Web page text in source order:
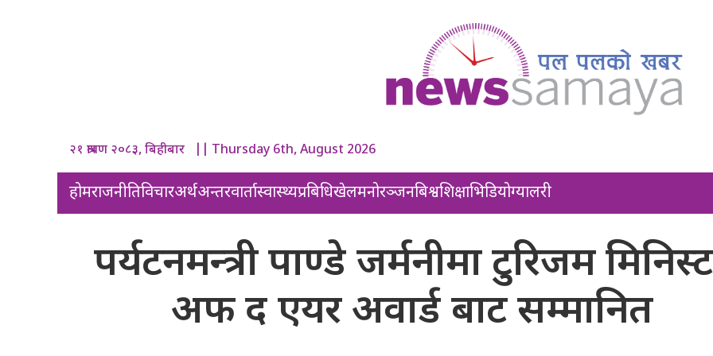
२१ श्रावण २०८३, बिहीबार || Thursday 6th, August 2026
होमराजनीतिविचारअर्थअन्तरवार्तास्वास्थ्यप्रबिधिखेलमनोरञ्जनबिश्वशिक्षाभिडियोग्यालरी
पर्यटनमन्त्री पाण्डे जर्मनीमा टुरिजम
अफ द एयर अवार्ड बाट सम्मानित